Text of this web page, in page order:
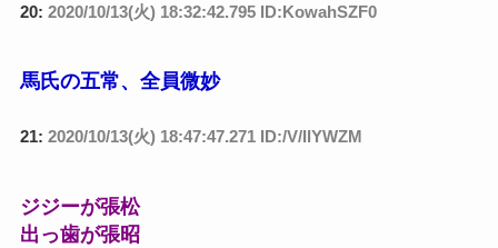
20: 2020/10/13(火) 18:32:42.795 ID:KowahSZF0
馬氏の五常、全員微妙
21: 2020/10/13(火) 18:47:47.271 ID:/V/IlYWZM
ジジーが張松
出っ歯が張昭